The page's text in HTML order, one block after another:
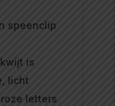
speenclip
is
licht
letters